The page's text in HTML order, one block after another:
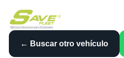
← Buscar otro vehículo